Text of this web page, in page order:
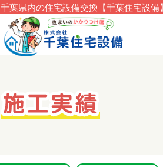
千葉県内の住宅設備交換【千葉住宅設